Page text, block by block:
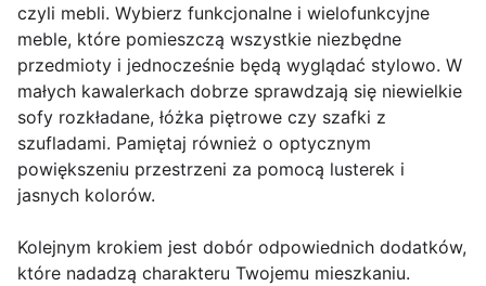
czyli mebli. Wybierz funkcjonalne i wielofunkcyjne
meble, które pomieszczą wszystkie niezbędne
przedmioty i jednocześnie będą wyglądać stylowo. W
małych kawalerkach dobrze sprawdzają się niewielkie
sofy rozkładane, łóżka piętrowe czy szafki z
szufladami. Pamiętaj również o optycznym
powiększeniu przestrzeni za pomocą lusterek i
jasnych kolorów.
Kolejnym krokiem jest dobór odpowiednich dodatków,
które nadadzą charakteru Twojemu mieszkaniu.